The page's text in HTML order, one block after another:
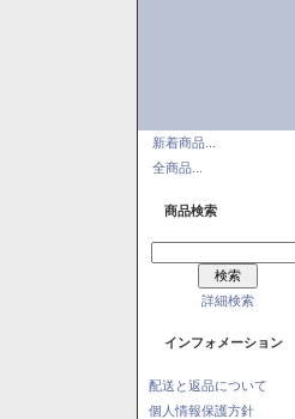
新着商品...
全商品...
商品検索
詳細検索
インフォメーション
配送と返品について
個人情報保護方針